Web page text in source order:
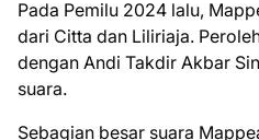
Pada Pemilu 2024 lalu,
dari Citta dan Liliriaja.
dengan Andi Takdir Akbar
suara.
Sebagian besar suara